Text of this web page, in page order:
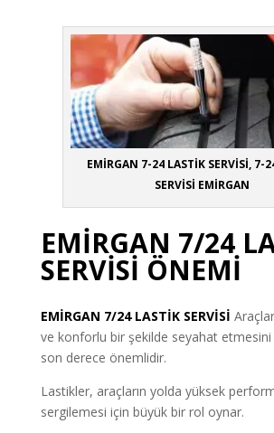
EMİRGAN 7-24 LASTİK SERVİSİ, 7-
SERVİSİ EMİRGAN
EMİRGAN 7/24
SERVİSİ ÖNEMİ
EMİRGAN 7/24 LASTİK SERVİSİ
ve konforlu bir şekilde seyahat
son derece önemlidir.
Lastikler, araçların yolda yüksek
sergilemesi için büyük bir rol oynar.